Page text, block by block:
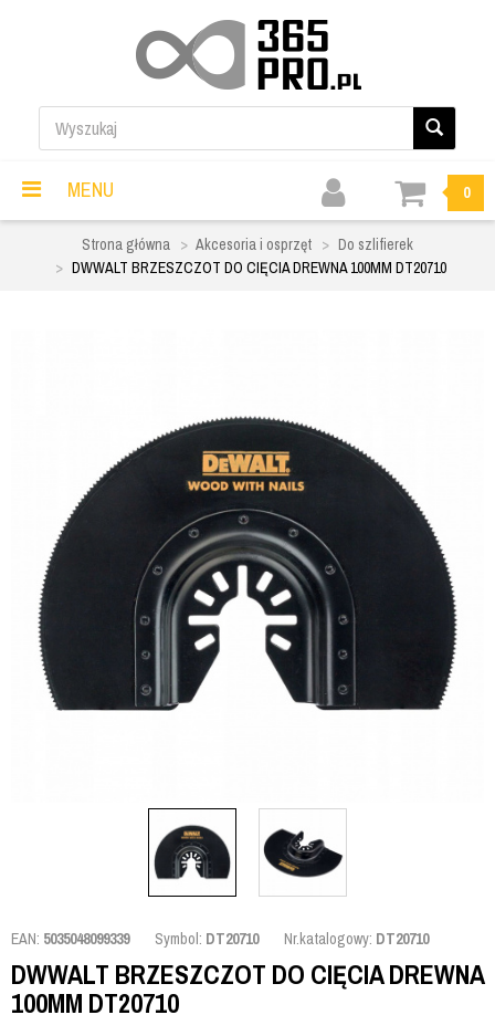
MENU 0
Strona główna Akcesoria i osprzęt
Do szlifierek
DWWALT BRZESZCZOT DO CIĘCIA DREWNA 100MM DT20710
EAN: 5035048099339 Symbol: DT20710 Nr.katalogowy: DT20710
DWWALT BRZESZCZOT DO CIĘCIA DREWNA
100MM DT20710